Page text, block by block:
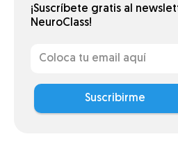
¡Suscríbete gratis al
NeuroClass!
Suscribirme